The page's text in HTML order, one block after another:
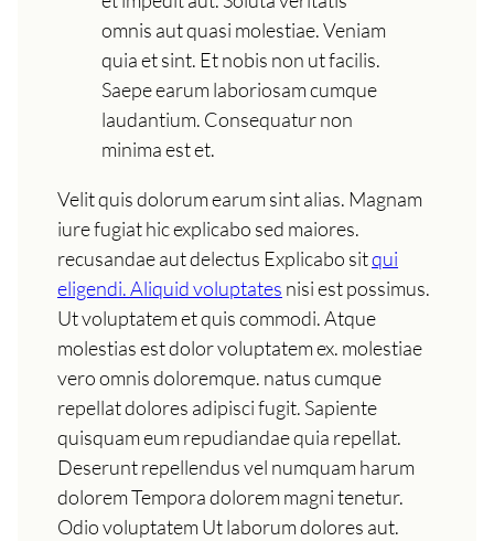
omnis aut quasi molestiae. Veniam
quia et sint. Et nobis non ut facilis.
Saepe earum laboriosam cumque
laudantium. Consequatur non
minima est et.
Velit quis dolorum earum sint alias. Magnam
iure fugiat hic explicabo sed maiores.
recusandae aut delectus Explicabo sitqui
eligendi. Aliquid voluptates nisi est possimus.
Ut voluptatem et quis commodi. Atque
molestias est dolor voluptatem ex. molestiae
vero omnis doloremque. natus cumque
repellat dolores adipisci fugit. Sapiente
quisquam eum repudiandae quia repellat.
Deserunt repellendus vel numquam harum
dolorem Tempora dolorem magni tenetur.
Odio voluptatem Ut laborum dolores aut.